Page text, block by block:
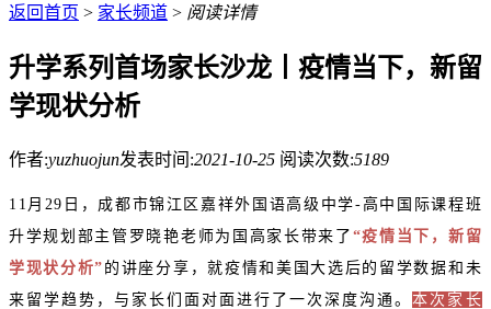
返回首页 > 家长频道 > 阅读详情
升学系列首场家长沙龙丨疫情当下，新留
学现状分析
作者:yuzhuojun发表时间:2021-10-25 阅读次数:5189
11月29日，成都市锦江区嘉祥外国语高级中学-高中国际课程班
升学规划部主管罗晓艳老师为国高家长带来了 “疫情当下，新留
学现状分析” 的讲座分享，就疫情和美国大选后的留学数据和未
来留学趋势，与家长们面对面进行了一次深度沟通。本次家长